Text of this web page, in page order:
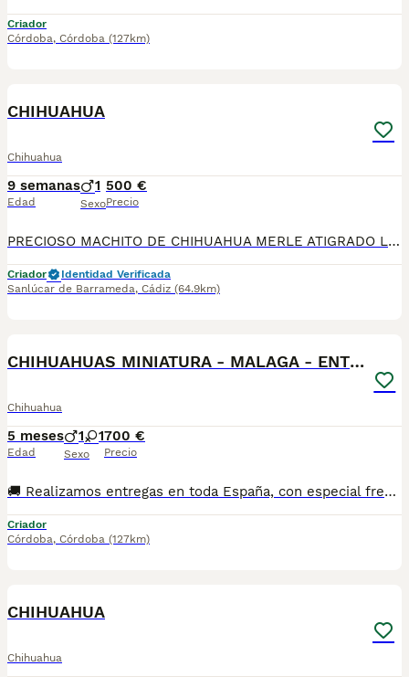
Criador
Córdoba, Córdoba (127km)
CHIHUAHUA
Chihuahua
9 semanas
Edad
1
Sexo
500 €
Precio
PRECIOSO MACHITO DE CHIHUAHUA MERLE ATIGRADO LISTO PARA ENTREGA , NO DUDES EN LLAMARNOS PRECIO ECONOMICO
Criador
Identidad Verificada
Sanlúcar de Barrameda, Cádiz (64.9km)
CHIHUAHUAS MINIATURA - MALAGA - ENTREGA
Chihuahua
5 meses
Edad
1 1
Sexo
700 €
Precio
🚚 Realizamos entregas en toda España, con especial frecuencia en **Andalucía**: Sevilla, Málaga, Cádiz, Córdoba, Granada, Jaén, Huelva y Almería. También entregamos habitualmente en Marbella, Jerez de la Frontera, Estepona, Fuengirola, Benalmádena, Mijas, Dos Hermanas y cualquier punto de España. **Entrega 100% a contrarreembolso.** No tendrás que adelantar el importe del cachorro. Lo recibirás en la puerta de tu casa mediante transporte especializado y podrás comprobar que todo está correcto antes de realizar el pago. Nuestros cachorros se entregan: Vacunados y desparasitados según su edad. Con microchip, cartilla veterinaria y documentación al día. Revisados veterinariamente antes de salir de nuestras instalaciones. Procedentes de excelentes líneas, seleccionadas por salud, carácter y morfología. Perfectamente socializados y acostumbrados al contacto diario con personas. ✅ Iniciados en el aprendizaje para hacer sus necesidades sobre empapador, facilitando su adaptación al nuevo hogar. ✅ Con asesoramiento personalizado antes y después de la entrega. Nuestro objetivo no es vender un cachorro más. Queremos que cada familia reciba un compañero sano, equilibrado y criado con el máximo cuidado desde el primer día. 📩 Si deseas fotografías, vídeos o más información, escríbenos por privado. Estaremos encantados de ayudarte a encontrar el compañero perfecto670864332 . .
Criador
Córdoba, Córdoba (127km)
CHIHUAHUA
Chihuahua